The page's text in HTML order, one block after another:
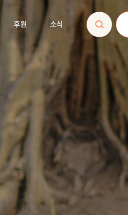
후원 소식